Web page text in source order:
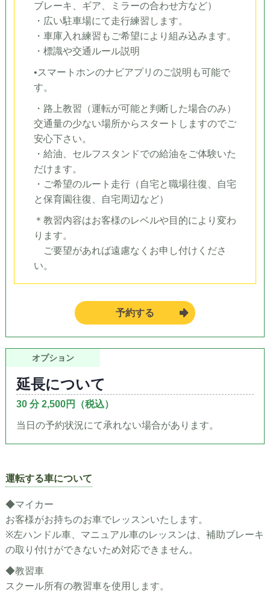
ブレーキ、ギア、ミラーの合わせ方など）
・広い駐車場にて走行練習します。
・車庫入れ練習もご希望により組み込みます。
・標識や交通ルール説明
•スマートホンのナビアプリのご説明も可能で
す。
・路上教習（運転が可能と判断した場合のみ）
交通量の少ない場所からスタートしますのでご
安心下さい。
・給油、セルフスタンドでの給油をご体験いた
だけます。
・ご希望のルート走行（自宅と職場往復、自宅
と保育園往復、自宅周辺など）
＊教習内容はお客様のレベルや目的により変わ
ります。
ご要望があれば遠慮なくお申し付けくださ
い。
予約する
オプション
延長について
30 分 2,500円（税込）
当日の予約状況にて承れない場合があります。
運転する車について
◆マイカー
お客様がお持ちのお車でレッスンいたします。
※左ハンドル車、マニュアル車のレッスンは、補助ブレーキ
の取り付けができないため対応できません。
◆教習車
スクール所有の教習車を使用します。